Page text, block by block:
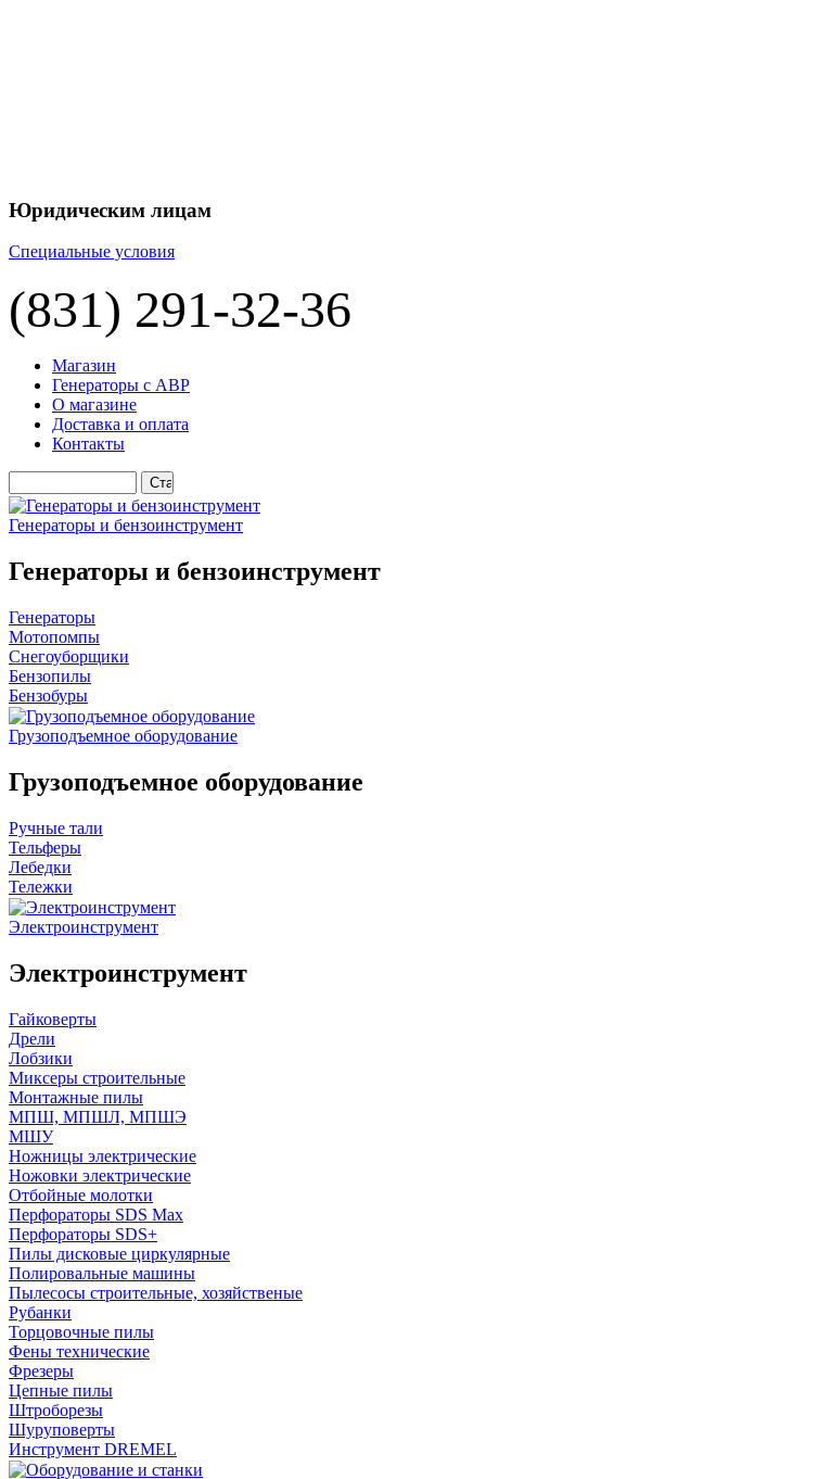
Юридическим лицам
Специальные условия
(831) 291-32-36
Магазин
Генераторы с АВР
О магазине
Доставка и оплата
Контакты
Генераторы и бензоинструмент
Генераторы и бензоинструмент
Генераторы
Мотопомпы
Снегоуборщики
Бензопилы
Бензобуры
Грузоподъемное оборудование
Грузоподъемное оборудование
Ручные тали
Тельферы
Лебедки
Тележки
Электроинструмент
Электроинструмент
Гайковерты
Дрели
Лобзики
Миксеры строительные
Монтажные пилы
МПШ, МПШЛ, МПШЭ
МШУ
Ножницы электрические
Ножовки электрические
Отбойные молотки
Перфораторы SDS Max
Перфораторы SDS+
Пилы дисковые циркулярные
Полировальные машины
Пылесосы строительные, хозяйственые
Рубанки
Торцовочные пилы
Фены технические
Фрезеры
Цепные пилы
Штроборезы
Шуруповерты
Инструмент DREMEL